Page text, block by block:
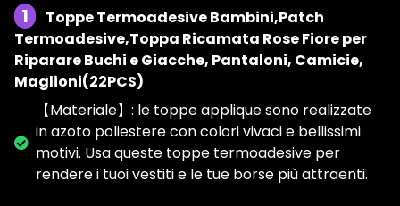
1
Toppe Termoadesive Bambini,Patch
Termoadesive,Toppa Ricamata Rose Fiore per
Riparare Buchi e Giacche, Pantaloni, Camicie,
Maglioni(22PCS)
【Materiale】: le toppe applique sono realizzate
in azoto poliestere con colori vivaci e bellissimi
motivi. Usa queste toppe termoadesive per
rendere i tuoi vestiti e le tue borse più attraenti.